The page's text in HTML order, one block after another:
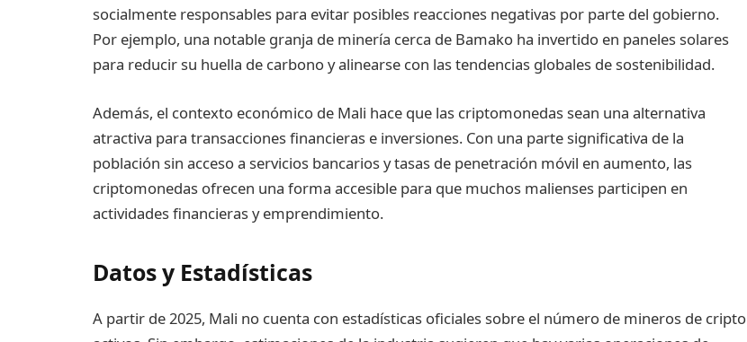
socialmente responsables para evitar posibles reacciones negativas por parte del gobierno.
Por ejemplo, una notable granja de minería cerca de Bamako ha invertido en paneles solares
para reducir su huella de carbono y alinearse con las tendencias globales de sostenibilidad.
Además, el contexto económico de Mali hace que las criptomonedas sean una alternativa
atractiva para transacciones financieras e inversiones. Con una parte significativa de la
población sin acceso a servicios bancarios y tasas de penetración móvil en aumento, las
criptomonedas ofrecen una forma accesible para que muchos malienses participen en
actividades financieras y emprendimiento.
Datos y Estadísticas
A partir de 2025, Mali no cuenta con estadísticas oficiales sobre el número de mineros de cripto